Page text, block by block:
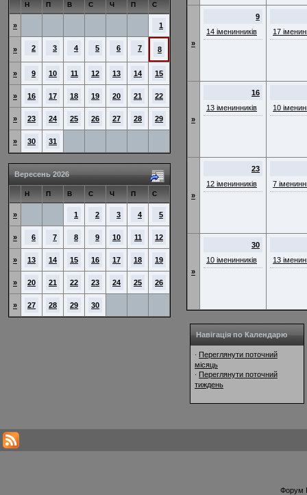
Н П В С Ч П С
» 1
» 2 3 4 5 6 7 8
» 9 10 11 12 13 14 15
» 16 17 18 19 20 21 22
» 23 24 25 26 27 28 29
» 30 31
Вересень 2026
Н П В С Ч П С
» 1 2 3 4 5
» 6 7 8 9 10 11 12
» 13 14 15 16 17 18 19
» 20 21 22 23 24 25 26
» 27 28 29 30
»
9
14 іменинників
17
»
16
13 іменинників
10
»
23
12 іменинників
7
»
30
10 іменинників
13
Навігація по Календарю
· Переглянути поточний
місяць
· Переглянути поточний
тиждень
Форум